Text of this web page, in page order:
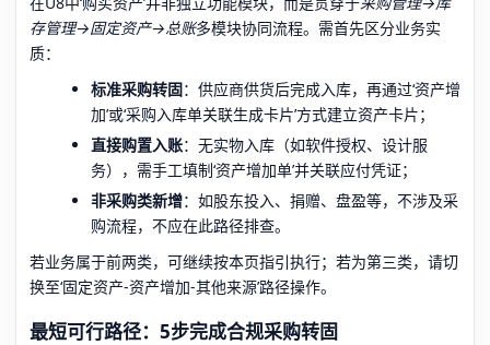
存管理→固定资产→总账多模块协同流程。需首先区分业务实
质：
标准采购转固：供应商供货后完成入库，再通过‘资产增
加’或‘采购入库单关联生成卡片’方式建立资产卡片；
直接购置入账：无实物入库（如软件授权、设计服
务），需手工填制‘资产增加单’并关联应付凭证；
非采购类新增：如股东投入、捐赠、盘盈等，不涉及采
购流程，不应在此路径排查。
若业务属于前两类，可继续按本页指引执行；若为第三类，请切
换至‘固定资产-资产增加-其他来源’路径操作。
最短可行路径：5步完成合规采购转固